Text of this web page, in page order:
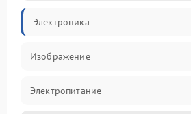
Электроника
Изображение
Электропитание